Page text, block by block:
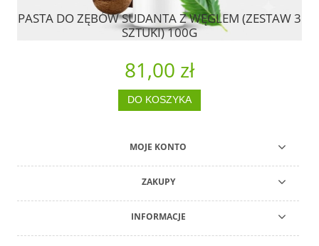
PASTA DO ZĘBÓW SUDANTA Z WĘGLEM (ZESTAW 3
SZTUKI) 100G
81,00 zł
DO KOSZYKA
MOJE KONTO
ZAKUPY
INFORMACJE